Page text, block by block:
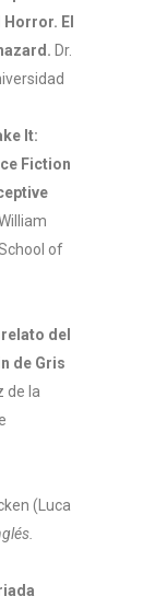
El
Dr.
It:
Fiction
of
relato del
de Gris
de la
(Luca